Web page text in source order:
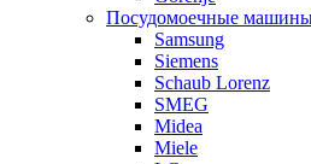
Посудомоечные
Samsung
Siemens
Schaub Lorenz
SMEG
Midea
Miele